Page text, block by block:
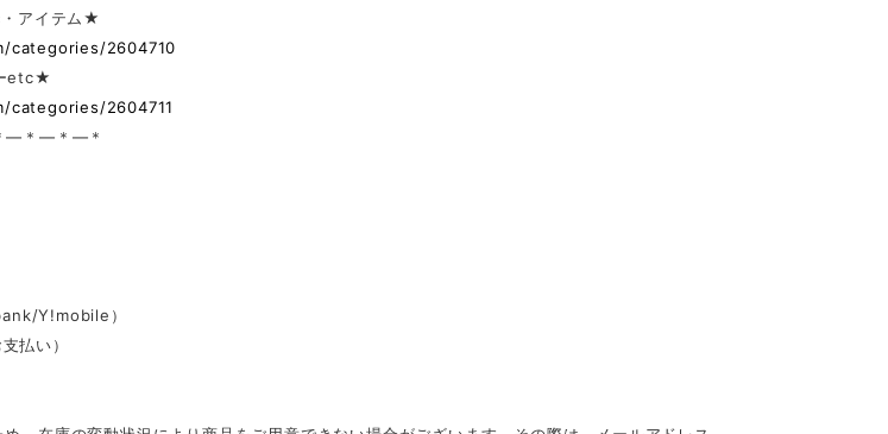
アイテム★
categories/2604710
etc★
2604711
＊—＊—＊
Y!mobile）
払い）